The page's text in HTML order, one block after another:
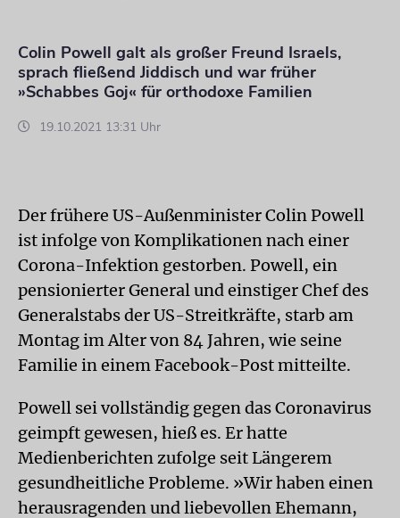
Colin Powell galt als großer Freund Israels,
sprach fließend Jiddisch und war früher
»Schabbes Goj« für orthodoxe Familien
19.10.2021 13:31 Uhr
Der frühere US-Außenminister Colin Powell
ist infolge von Komplikationen nach einer
Corona-Infektion gestorben. Powell, ein
pensionierter General und einstiger Chef des
Generalstabs der US-Streitkräfte, starb am
Montag im Alter von 84 Jahren, wie seine
Familie in einem Facebook-Post mitteilte.
Powell sei vollständig gegen das Coronavirus
geimpft gewesen, hieß es. Er hatte
Medienberichten zufolge seit Längerem
gesundheitliche Probleme. »Wir haben einen
herausragenden und liebevollen Ehemann,